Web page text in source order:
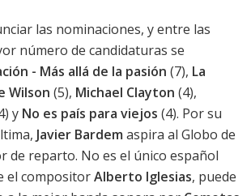
las nominaciones, y entre las
número de candidaturas se
- Más allá de la pasión (7), La
Wilson (5), Michael Clayton (4),
y No es país para viejos (4). Por su
Javier Bardem aspira al Globo de
de reparto. No es el único español
el compositorAlberto Iglesias, puede